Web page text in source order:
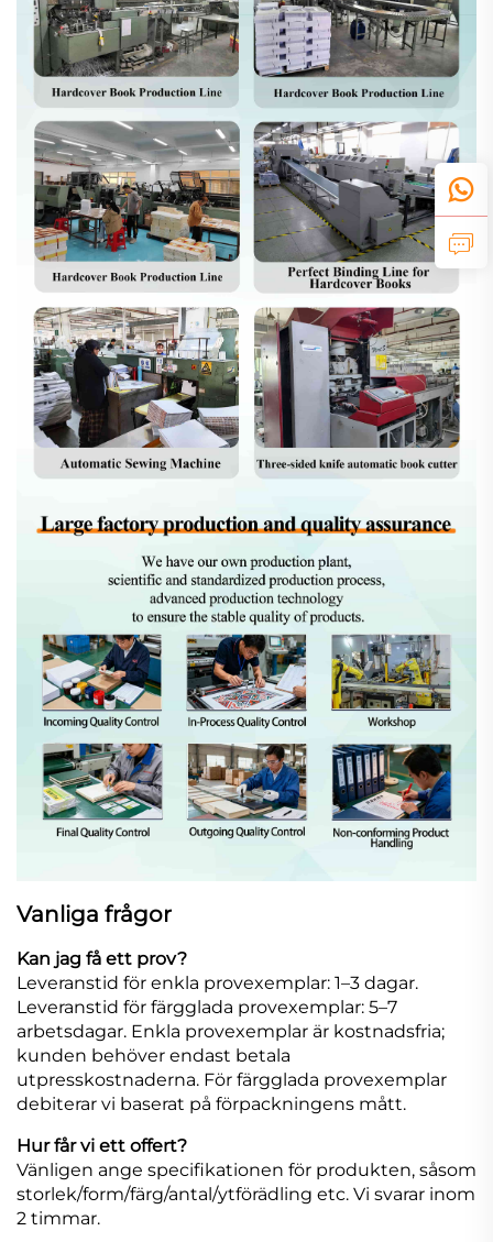
Vanliga frågor
Kan jag få ett prov?
Leveranstid för enkla provexemplar: 1–3 dagar.
Leveranstid för färgglada provexemplar: 5–7
arbetsdagar. Enkla provexemplar är kostnadsfria;
kunden behöver endast betala
utpresskostnaderna. För färgglada provexemplar
debiterar vi baserat på förpackningens mått.
Hur får vi ett offert?
Vänligen ange specifikationen för produkten, såsom
storlek/form/färg/antal/ytförädling etc. Vi svarar inom
2 timmar.